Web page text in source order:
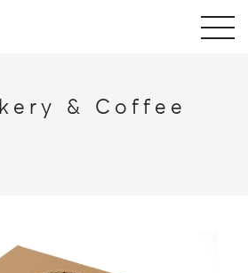
& Coffee